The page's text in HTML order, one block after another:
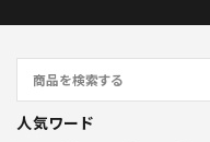
人気ワード